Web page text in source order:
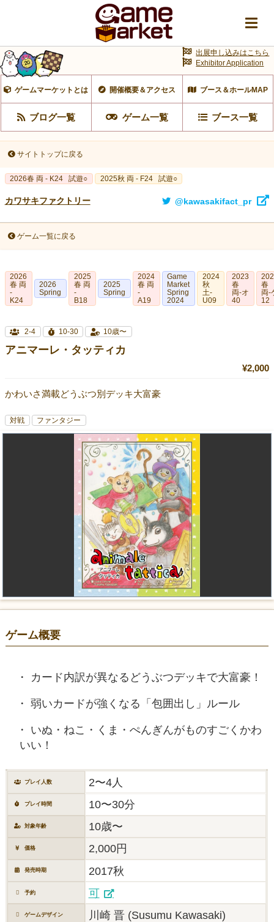
ゲームマーケットとは 開催概要＆アクセス ブース＆ホールMAP
ブログ一覧 ゲーム一覧 ブース一覧
出展申し込みはこちら
Exhibitor Application
サイトトップに戻る
2026春 両 - K24 試遊○ 2025秋 両 - F24 試遊○
カワサキファクトリー @kawasakifact_pr
ゲーム一覧に戻る
2026
春 両
-
K24
2026
Spring
2025
春 両
-
B18
2025
Spring
2024
春 両
-
A19
Game
Market
Spring
2024
2024
秋
土-
U09
2023
春
両‐オ
40
春
両-
12
2-4 10-30 10歳〜
アニマーレ・タッティカ
¥2,000
かわいさ満載どうぶつ別デッキ大富豪
対戦 ファンタジー
ゲーム概要
カード内訳が異なるどうぶつデッキで大富豪！
弱いカードが強くなる「包囲出し」ルール
いぬ・ねこ・くま・ぺんぎんがものすごくかわ
いい！
プレイ人数 2〜4人
プレイ時間 10〜30分
対象年齢 10歳〜
価格 2,000円
発売時期 2017秋
予約 可
ゲームデザイン 川崎 晋 (Susumu Kawasaki)